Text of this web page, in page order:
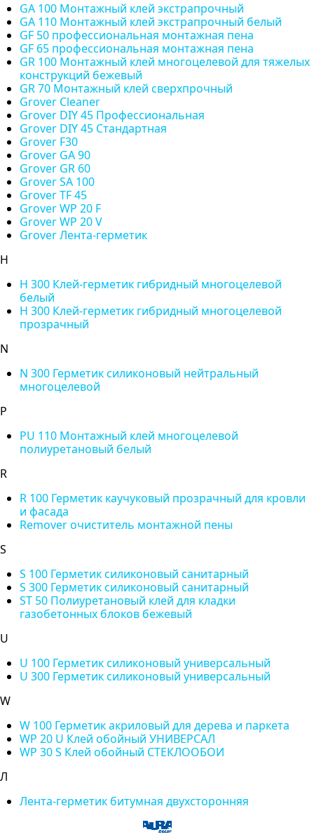
GA 100 Монтажный клей экстрапрочный
GA 110 Монтажный клей экстрапрочный белый
GF 50 профессиональная монтажная пена
GF 65 профессиональная монтажная пена
GR 100 Монтажный клей многоцелевой для тяжелых
конструкций бежевый
GR 70 Монтажный клей сверхпрочный
Grover Cleaner
Grover DIY 45 Профессиональная
Grover DIY 45 Стандартная
Grover F30
Grover GA 90
Grover GR 60
Grover SA 100
Grover TF 45
Grover WP 20 F
Grover WP 20 V
Grover Лента-герметик
H
H 300 Клей-герметик гибридный многоцелевой
белый
H 300 Клей-герметик гибридный многоцелевой
прозрачный
N
N 300 Герметик силиконовый нейтральный
многоцелевой
P
PU 110 Монтажный клей многоцелевой
полиуретановый белый
R
R 100 Герметик каучуковый прозрачный для кровли
и фасада
Remover очиститель монтажной пены
S
S 100 Герметик силиконовый санитарный
S 300 Герметик силиконовый санитарный
ST 50 Полиуретановый клей для кладки
газобетонных блоков бежевый
U
U 100 Герметик силиконовый универсальный
U 300 Герметик силиконовый универсальный
W
W 100 Герметик акриловый для дерева и паркета
WP 20 U Клей обойный УНИВЕРСАЛ
WP 30 S Клей обойный СТЕКЛООБОИ
Л
Лента-герметик битумная двухсторонняя